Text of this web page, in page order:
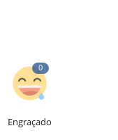
0
Engraçado